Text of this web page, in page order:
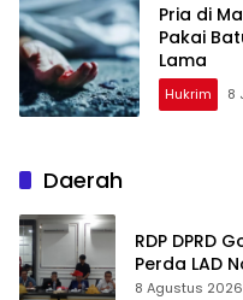
Pria di
Pakai
Lama
Hukrim 8
Daerah
RDP DPRD
Perda LAD
8 Agustus 2026